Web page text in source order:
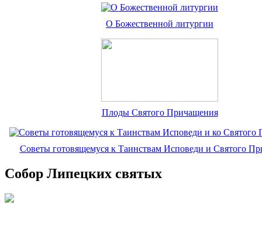
О Божественной литургии
Плоды Святого Причащения
Советы готовящемуся к Таинствам Исповеди и Святого
Собор Липецких святых